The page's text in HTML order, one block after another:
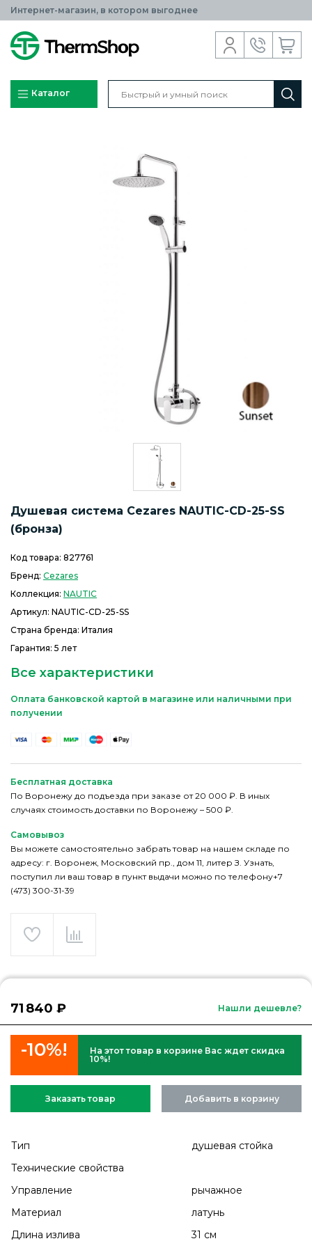
Интернет-магазин, в котором выгоднее
Каталог
Душевая система Cezares NAUTIC-CD-25-SS
(бронза)
Код товара: 827761
Бренд: Cezares
Коллекция: NAUTIC
Артикул: NAUTIC-CD-25-SS
Страна бренда: Италия
Гарантия: 5 лет
Все характеристики
Оплата банковской картой в магазине или наличными при
получении
Бесплатная доставка
По Воронежу до подъезда при заказе от 20 000 ₽. В иных
случаях стоимость доставки по Воронежу – 500 ₽.
Самовывоз
Вы можете самостоятельно забрать товар на нашем складе по
адресу: г. Воронеж, Московский пр., дом 11, литер З. Узнать,
поступил ли ваш товар в пункт выдачи можно по телефону+7
(473) 300-31-39
71 840 ₽ Нашли дешевле?
-10%!
На этот товар в корзине Вас ждет скидка
10%!
Заказать товар Добавить в корзину
Тип
душевая стойка
Технические свойства
Управление
рычажное
Материал
латунь
Длина излива
31 см